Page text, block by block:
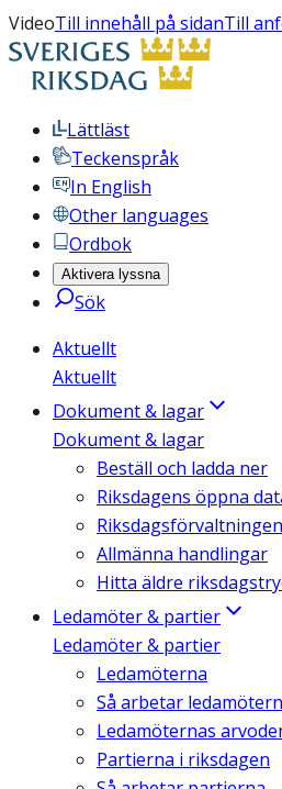
VideoTill innehåll på sidanTill
Lättläst
Teckenspråk
In English
Other languages
Ordbok
Aktivera lyssna
Sök
Aktuellt
Aktuellt
Dokument & lagar
Dokument & lagar
Beställ och ladda ner
Riksdagens öppna
Allmänna handlingar
Hitta äldre
Ledamöter & partier
Ledamöter & partier
Ledamöterna
Så arbetar
Ledamöternas
Partierna i riksdagen